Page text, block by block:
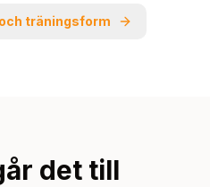
träningsform
det till